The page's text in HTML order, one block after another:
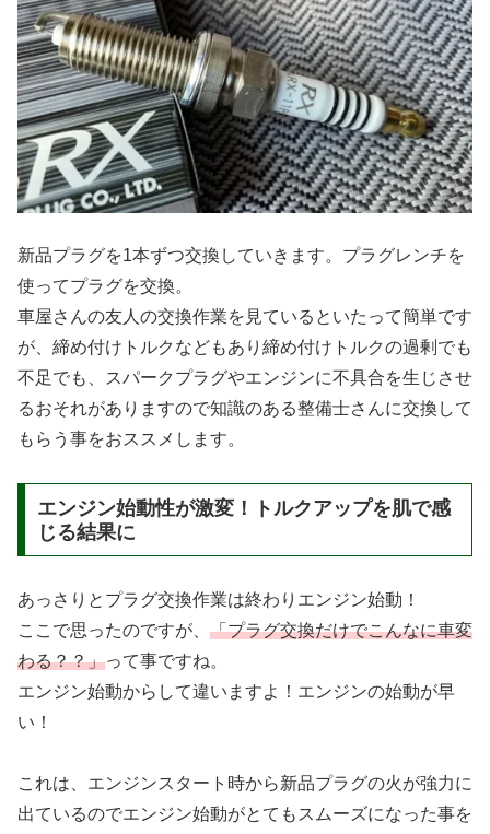
新品プラグを1本ずつ交換していきます。プラグレンチを
使ってプラグを交換。
車屋さんの友人の交換作業を見ているといたって簡単です
が、締め付けトルクなどもあり締め付けトルクの過剰でも
不足でも、スパークプラグやエンジンに不具合を生じさせ
るおそれがありますので知識のある整備士さんに交換して
もらう事をおススメします。
エンジン始動性が激変！トルクアップを肌で感
じる結果に
あっさりとプラグ交換作業は終わりエンジン始動！
ここで思ったのですが、 「プラグ交換だけでこんなに車変
わる？？」って事ですね。
エンジン始動からして違いますよ！エンジンの始動が早
い！
これは、エンジンスタート時から新品プラグの火が強力に
出ているのでエンジン始動がとてもスムーズになった事を